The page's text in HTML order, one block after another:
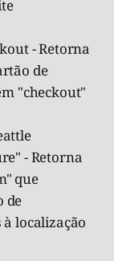
- Retorna
de
"checkout"
- Retorna
que
de
localização